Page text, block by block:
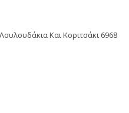
Και Κοριτσάκι 6968